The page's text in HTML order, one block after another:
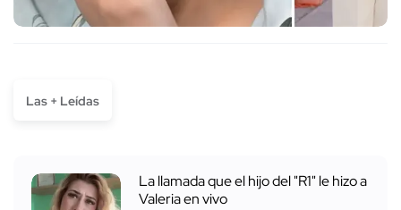
Las + Leídas
La llamada que el hijo del "R1" le hizo a
Valeria en vivo